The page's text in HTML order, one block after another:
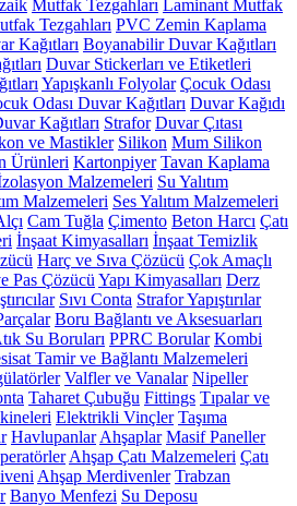
Mutfak Tezgahları Laminant Mutfak
Tezgahları PVC Zemin Kaplama
Kağıtları Boyanabilir Duvar Kağıtları
Duvar Stickerları ve Etiketleri
Yapışkanlı Folyolar Çocuk Odası
Odası Duvar Kağıtları Duvar Kağıdı
Kağıtları Strafor Duvar Çıtası
ve Mastikler Silikon Mum Silikon
Ürünleri Kartonpiyer Tavan Kaplama
Malzemeleri Su Yalıtım
Malzemeleri Ses Yalıtım Malzemeleri
Cam Tuğla Çimento Beton Harcı Çatı
İnşaat Kimyasalları İnşaat Temizlik
Harç ve Sıva Çözücü Çok Amaçlı
Pas Çözücü Yapı Kimyasalları Derz
Sıvı Conta Strafor Yapıştırılar
Boru Bağlantı ve Aksesuarları
Su Boruları PPRC Borular Kombi
Tamir ve Bağlantı Malzemeleri
Valfler ve Vanalar Nipeller
Taharet Çubuğu Fittings Tıpalar ve
Elektrikli Vinçler Taşıma
Havlupanlar Ahşaplar Masif Paneller
Ahşap Çatı Malzemeleri Çatı
Ahşap Merdivenler Trabzan
Banyo Menfezi Su Deposu